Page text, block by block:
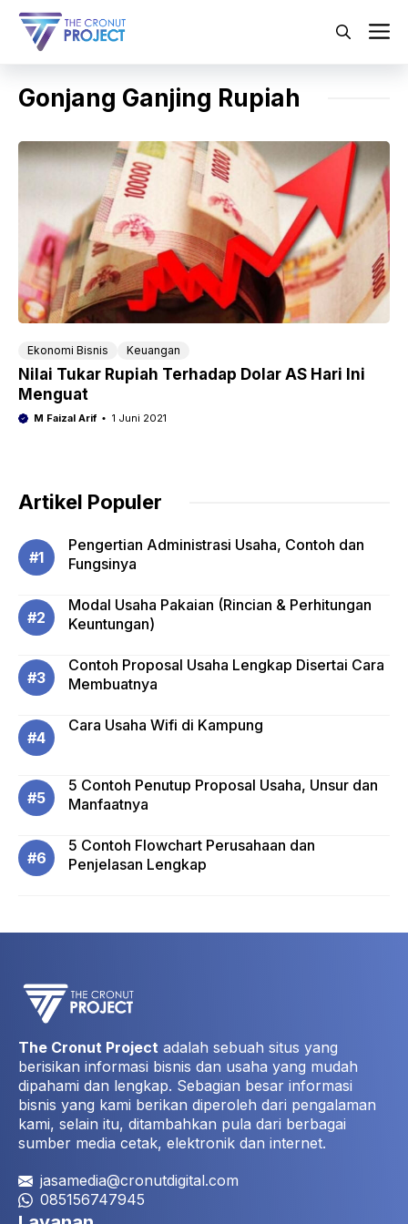
Langsung
Gonjang Ganjing Rupiah
Ekonomi Bisnis Keuangan
Nilai Tukar Rupiah Terhadap Dolar AS Hari Ini
Menguat
M Faizal Arif 1 Juni 2021
Artikel Populer
Pengertian Administrasi Usaha, Contoh dan
Fungsinya
Modal Usaha Pakaian (Rincian & Perhitungan
Keuntungan)
Contoh Proposal Usaha Lengkap Disertai Cara
Membuatnya
Cara Usaha Wifi di Kampung
5 Contoh Penutup Proposal Usaha, Unsur dan
Manfaatnya
5 Contoh Flowchart Perusahaan dan
Penjelasan Lengkap
The Cronut Project adalah sebuah situs yang
berisikan informasi bisnis dan usaha yang mudah
dipahami dan lengkap. Sebagian besar informasi
bisnis yang kami berikan diperoleh dari pengalaman
kami, selain itu, ditambahkan pula dari berbagai
sumber media cetak, elektronik dan internet.
jasamedia@cronutdigital.com
085156747945